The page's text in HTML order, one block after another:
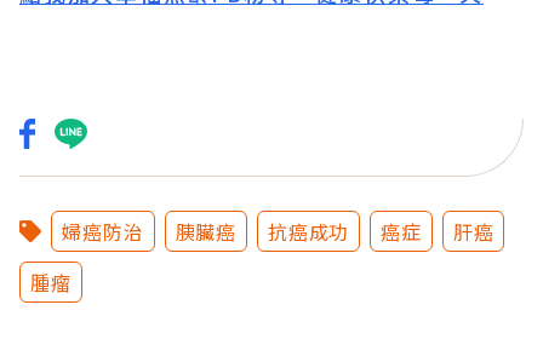
婦癌防治 胰臟癌 抗癌成功 癌症
肝癌
腫瘤